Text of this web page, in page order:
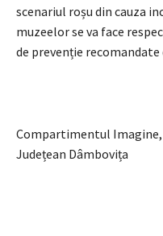
scenariul roșu din cauza
muzeelor se va face
de prevenție
Compartimentul
Județean Dâmbovița